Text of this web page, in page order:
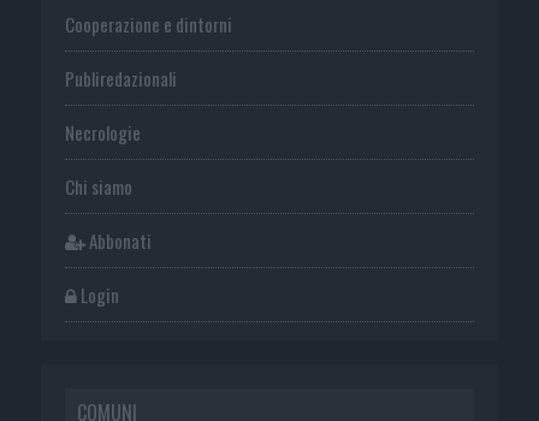
Cooperazione e dintorni
Publiredazionali
Necrologie
Chi siamo
Abbonati
Login
COMUNI